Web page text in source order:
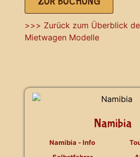
>>> Zurück zum Überblick
Mietwagen Modelle
Namibia
Namibia - Info